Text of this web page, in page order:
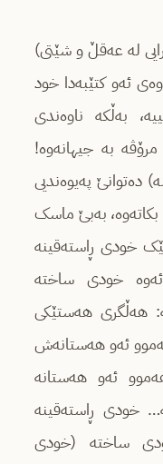
لە عەقڵ و شێتی)
ئەو کتێبەدا خود
بەڵکە ناوەندی
مرۆڤە بە جیهانەوە!
دەتوانێ پەیوەندیی
بکاتەوە، بەبێ ماسک
خودی ڕاستەقینە
ئەوە خودی ساختە
هەڵگری هەستێکی
هەموو ئەو هەستانەش
ئەو هەستانە
خودی ڕاستەقینە
ساختە (خودی